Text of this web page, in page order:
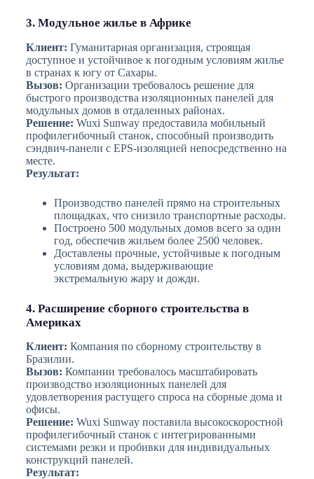
3. Модульное жилье в Африке
Клиент: Гуманитарная организация, строящая
доступное и устойчивое к погодным условиям жилье
в странах к югу от Сахары.
Вызов: Организации требовалось решение для
быстрого производства изоляционных панелей для
модульных домов в отдаленных районах.
Решение: Wuxi Sunway предоставила мобильный
профилегибочный станок, способный производить
сэндвич-панели с EPS-изоляцией непосредственно на
месте.
Результат:
Производство панелей прямо на строительных
площадках, что снизило транспортные расходы.
Построено 500 модульных домов всего за один
год, обеспечив жильем более 2500 человек.
Доставлены прочные, устойчивые к погодным
условиям дома, выдерживающие
экстремальную жару и дожди.
4. Расширение сборного строительства в
Америках
Клиент: Компания по сборному строительству в
Бразилии.
Вызов: Компании требовалось масштабировать
производство изоляционных панелей для
удовлетворения растущего спроса на сборные дома и
офисы.
Решение: Wuxi Sunway поставила высокоскоростной
профилегибочный станок с интегрированными
системами резки и пробивки для индивидуальных
конструкций панелей.
Результат: